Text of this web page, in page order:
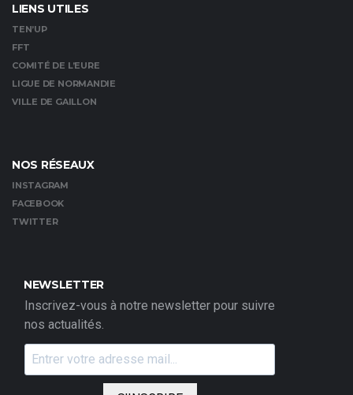
LIENS UTILES
TEN’UP
FFT
COMITÉ DE L’EURE
LIGUE DE NORMANDIE
VILLE DE GAILLON
NOS RÉSEAUX
INSTAGRAM
FACEBOOK
TWITTER
NEWSLETTER
Inscrivez-vous à notre newsletter pour suivre
nos actualités.